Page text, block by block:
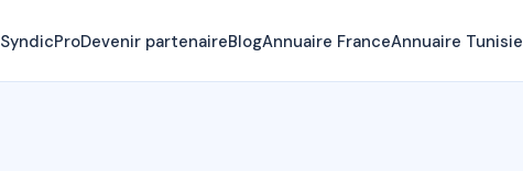
SyndicProDevenir partenaireBlogAnnuaire FranceAnnuaire Tunisie